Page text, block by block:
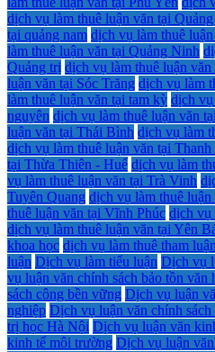
dịch vụ làm thuê luận văn tại
tại quảng nam dịch vụ làm thuê
làm thuê luận văn tại Quảng Ninh
Quảng trị dịch vụ làm thuê luận
luận văn tại Sóc Trăng dịch vụ làm
làm thuê luận văn tại tam kỳ dịch
nguyên dịch vụ làm thuê luận văn
luận văn tại Thái Bình dịch vụ làm
dịch vụ làm thuê luận văn tại Thanh
tại Thừa Thiên - Huế dịch vụ làm
vụ làm thuê luận văn tại Trà Vinh
Tuyên Quang dịch vụ làm thuê
thuê luận văn tại Vĩnh Phúc dịch vụ
dịch vụ làm thuê luận văn tại Yên
khoa học dịch vụ làm thuê tham
luận Dịch vụ làm tiểu luận Dịch vụ
vụ luận văn chính sách bảo tồn văn
sách công bền vững Dịch vụ luận
nghiệp Dịch vụ luận văn chính sách
trị học Hà Nội Dịch vụ luận văn
kinh tế môi trường Dịch vụ luận